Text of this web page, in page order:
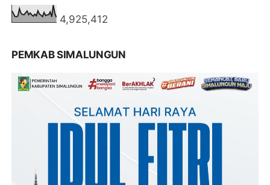
4,925,412
PEMKAB SIMALUNGUN